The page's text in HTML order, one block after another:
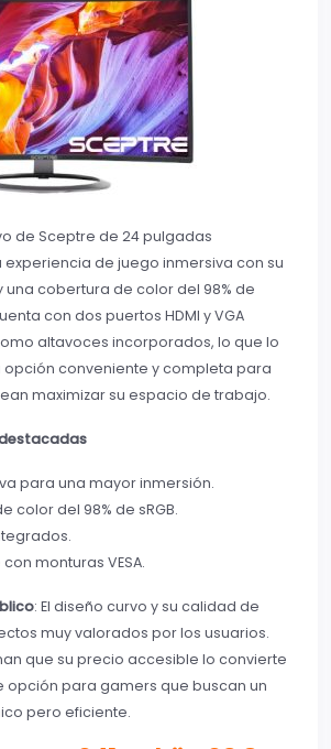
de Sceptre de 24 pulgadas
de juego inmersiva con su
una cobertura de color del 98% de
con dos puertos HDMI y VGA
altavoces incorporados, lo que lo
opción conveniente y completa para
maximizar su espacio de trabajo.
para una mayor inmersión.
color del 98% de sRGB.
monturas VESA.
: El diseño curvo y su calidad de
muy valorados por los usuarios.
que su precio accesible lo convierte
opción para gamers que buscan un
pero eficiente.